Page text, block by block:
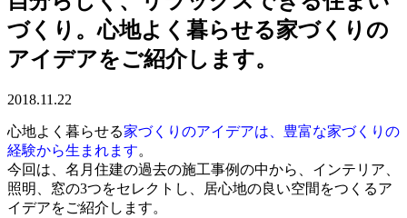
づくり。心地よく暮らせる家づくりの
アイデアをご紹介します。
2018.11.22
心地よく暮らせる家づくりのアイデアは、豊富な家づくりの
経験から生まれます。
今回は、名月住建の過去の施工事例の中から、インテリア、
照明、窓の3つをセレクトし、居心地の良い空間をつくるア
イデアをご紹介します。